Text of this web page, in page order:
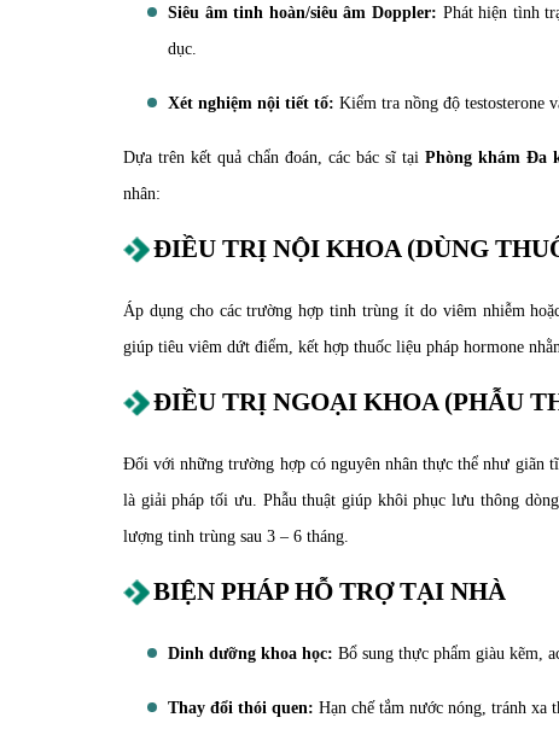
Siêu âm tinh hoàn/siêu âm Doppler: Phát hiện tình
dục.
Xét nghiệm nội tiết tố: Kiểm tra nồng độ testosterone
Dựa trên kết quả chẩn đoán, các bác sĩ tại Phòng khám Đa
nhân:
ĐIỀU TRỊ NỘI KHOA (DÙNG
Áp dụng cho các trường hợp tinh trùng ít do viêm nhiễm
giúp tiêu viêm dứt điểm, kết hợp thuốc liệu pháp hormone
ĐIỀU TRỊ NGOẠI KHOA (PHẪU
Đối với những trường hợp có nguyên nhân thực thể như giãn
là giải pháp tối ưu. Phẫu thuật giúp khôi phục lưu thông
lượng tinh trùng sau 3 – 6 tháng.
BIỆN PHÁP HỖ TRỢ TẠI NHÀ
Dinh dưỡng khoa học: Bổ sung thực phẩm giàu kẽm,
Thay đổi thói quen: Hạn chế tắm nước nóng, tránh xa